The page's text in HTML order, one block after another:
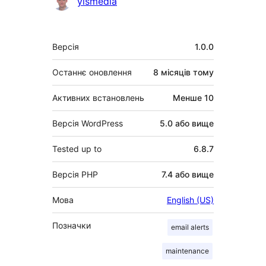
Мета
Версія 1.0.0
Останнє оновлення 8 місяців тому
Активних встановлень Менше 10
Версія WordPress 5.0 або вище
Tested up to 6.8.7
Версія PHP 7.4 або вище
Мова English (US)
Позначки email alerts
maintenance